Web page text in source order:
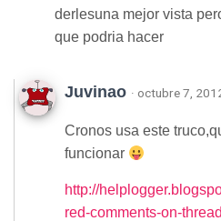
derlesuna mejor vista
que podria hacer
Juvinao · octubre 7,
Cronos usa este
funcionar
http://
red-comments-on-